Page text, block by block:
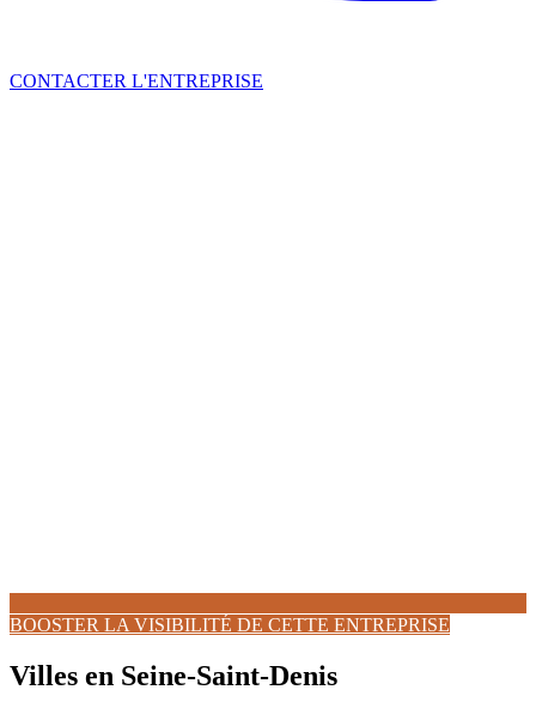
CONTACTER L'ENTREPRISE
BOOSTER LA VISIBILITÉ DE CETTE ENTREPRISE
Villes en Seine-Saint-Denis